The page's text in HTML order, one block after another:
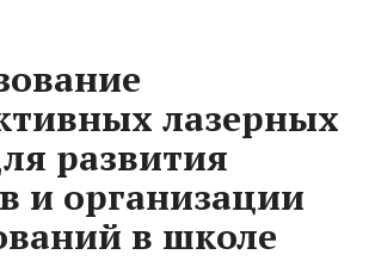
лазерных
развития
и организации
в школе